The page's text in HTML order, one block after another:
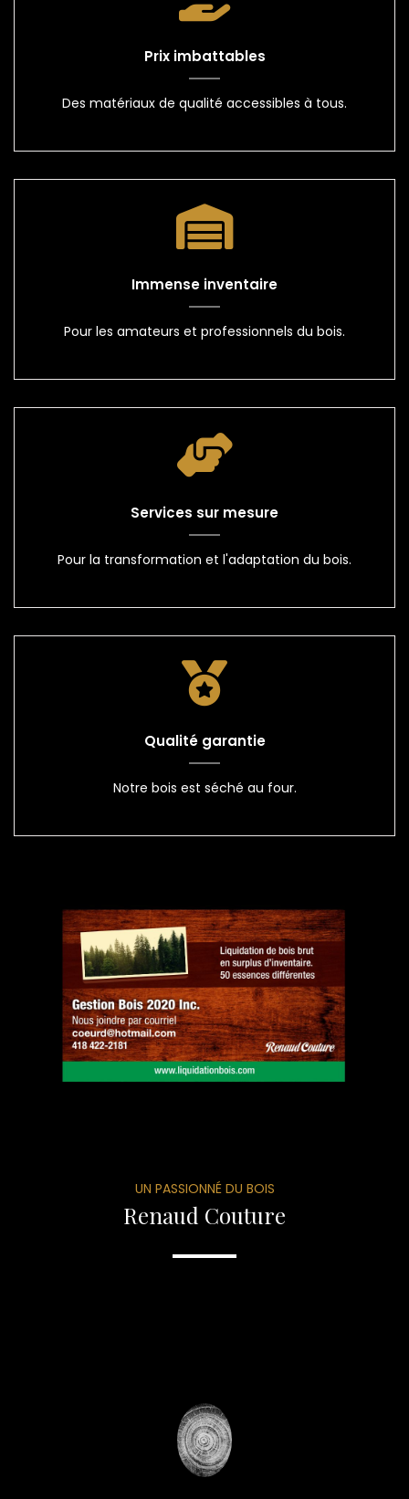
Prix imbattables
Des matériaux de qualité accessibles à tous.
Immense inventaire
Pour les amateurs et professionnels du bois.
Services sur mesure
Pour la transformation et l'adaptation du bois.
Qualité garantie
Notre bois est séché au four.
UN PASSIONNÉ DU BOIS
Renaud Couture